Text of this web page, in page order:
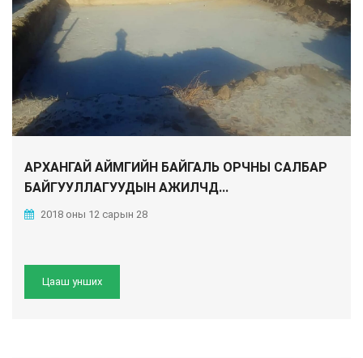
АРХАНГАЙ АЙМГИЙН БАЙГАЛЬ ОРЧНЫ САЛБАР
БАЙГУУЛЛАГУУДЫН АЖИЛЧД...
2018 оны 12 сарын 28
Цааш унших